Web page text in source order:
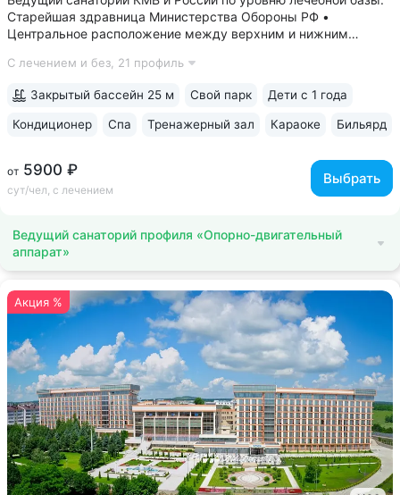
Старейшая здравница Министерства Обороны РФ •
Центральное расположение между верхним и нижним
арфа, бульвар Гагарина, нижний — Дом-музей Лермонтова,
С лечением и без, 21 профиль
от 5900 ₽
сут/чел, с лечением
Выбрать
Закрытый бассейн 25 м Свой парк Дети с 1 года
Кондиционер Спа Тренажерный зал Караоке Бильярд
Ведущий санаторий профиля «Опорно-двигательный
аппарат»
Акция %